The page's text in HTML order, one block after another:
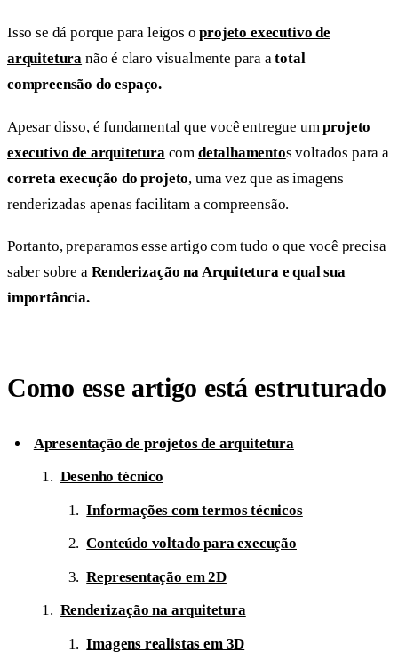
Isso se dá porque para leigos oprojeto executivo de
arquitetura não é claro visualmente para atotal
compreensão do espaço.
Apesar disso, é fundamental que você entregue umprojeto
executivo de arquitetura com detalhamentos voltados para a
correta execução do projeto, uma vez que as imagens
renderizadas apenas facilitam a compreensão.
Portanto, preparamos esse artigo com tudo o que você precisa
saber sobre a Renderização na Arquitetura e qual sua
importância.
Como esse artigo está estruturado
Apresentação de projetos de arquitetura
Desenho técnico
Informações com termos técnicos
Conteúdo voltado para execução
Representação em 2D
Renderização na arquitetura
Imagens realistas em 3D